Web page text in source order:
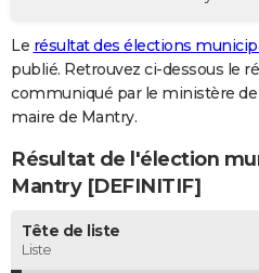
GUIDES D'ACHAT
BONS PLANS
CARTE DE VOEUX
Carte de Noël
Carte Bonne année
Carte Saint-Valentin
Carte Pâques
Carte d'anniversaire
DICTIONNAIRE
Dictionnaire
Biographies
Citations
Expressions
Proverbes
PROGRAMME TV
Le résultat des élections
publié. Retrouvez ci-dessous le
communiqué par le ministère
maire de Mantry.
Résultat de l'élection
Mantry [DEFINITIF]
Tête de liste
Liste